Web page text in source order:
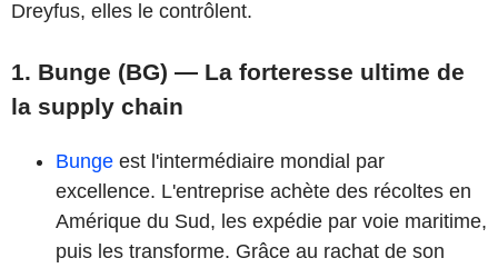
Dreyfus, elles le contrôlent.
1. Bunge (BG) — La forteresse ultime de
la supply chain
Bunge est l'intermédiaire mondial par
excellence. L'entreprise achète des récoltes en
Amérique du Sud, les expédie par voie maritime,
puis les transforme. Grâce au rachat de son